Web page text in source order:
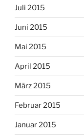
Juli 2015
Juni 2015
Mai 2015
April 2015
März 2015
Februar 2015
Januar 2015